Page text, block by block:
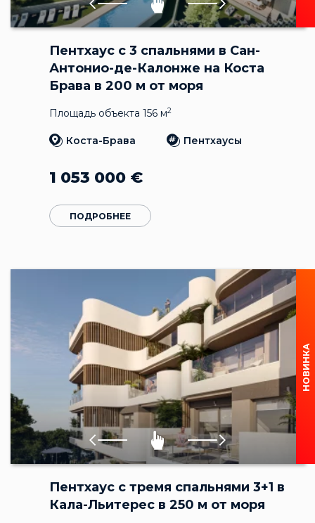
Пентхаус с 3 спальнями в Сан-
Антонио-де-Калонже на Коста
Брава в 200 м от моря
Площадь объекта 156 м2
Коста-Брава Пентхаусы
1 053 000 €
ПОДРОБНЕЕ
НОВИНКА
Пентхаус с тремя спальнями 3+1 в
Кала-Льитерес в 250 м от моря